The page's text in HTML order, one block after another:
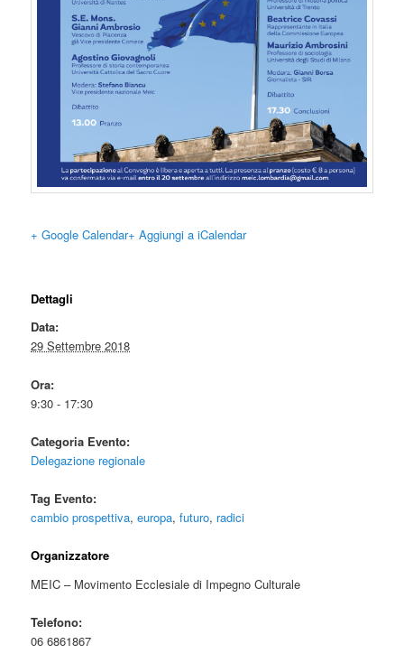
+ Google Calendar+ Aggiungi a iCalendar
Dettagli
Data:
29 Settembre 2018
Ora:
9:30 - 17:30
Categoria Evento:
Delegazione regionale
Tag Evento:
cambio prospettiva,europa,futuro, radici
Organizzatore
MEIC – Movimento Ecclesiale di Impegno Culturale
Telefono:
06 6861867